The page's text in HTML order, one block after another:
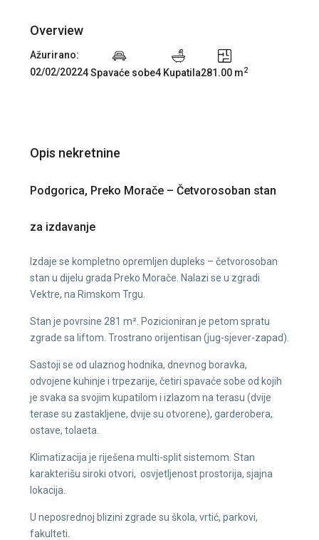
Overview
Ažurirano:
02/02/20224 Spavaće sobe4 Kupatila281.00 m2
Opis nekretnine
Podgorica, Preko Morače – Četvorosoban stan
za izdavanje
Izdaje se kompletno opremljen dupleks – četvorosoban
stan u dijelu grada Preko Morače. Nalazi se u zgradi
Vektre, na Rimskom Trgu.
Stan je povrsine 281 m². Pozicioniran je petom spratu
zgrade sa liftom. Trostrano orijentisan (jug-sjever-zapad).
Sastoji se od ulaznog hodnika, dnevnog boravka,
odvojene kuhinje i trpezarije, četiri spavaće sobe od kojih
je svaka sa svojim kupatilom i izlazom na terasu (dvije
terase su zastakljene, dvije su otvorene), garderobera,
ostave, tolaeta.
Klimatizacija je riješena multi-split sistemom. Stan
karakterišu siroki otvori, osvjetljenost prostorija, sjajna
lokacija.
U neposrednoj blizini zgrade su škola, vrtić, parkovi,
fakulteti.